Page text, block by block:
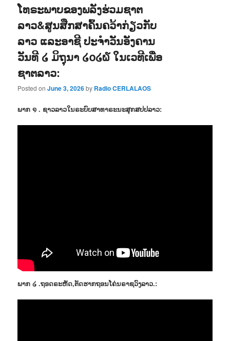
ໂທຣະພາບຂອງພລັງຮ່ວມຊາຕ
ລາວ&ສູນສືກສາຄົ້ນຄວ້າກ່ຽວກັບ
ລາວ ແລະອາຊີ ປະຈຳວັນອັງຄານ
ວັນທີ ໒ ມິຖຸນາ ໒໐໒໖ ໃນເວທີເພື່ອ
ຊາຕລາວ:
Posted onJune 3, 2026by Radio CERLALAOS
ພາກ ໑ . ຊາວລາວໃນຣະບົບສາທາຣະນະສຸກສປປລາວ:
ພາກ ໒ .ຖອດຣະຫັດ,ຕັດຮາກຖອນໂຄ່ນຣາຊວົງລາວ.: